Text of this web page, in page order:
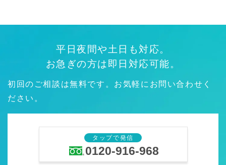
平日夜間や土日も対応。
お急ぎの方は即日対応可能。
初回のご相談は無料です。お気軽にお問い合わせく
ださい。
タップで発信
0120-916-968